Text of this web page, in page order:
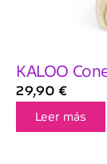
KALOO
29,90 €
Leer más